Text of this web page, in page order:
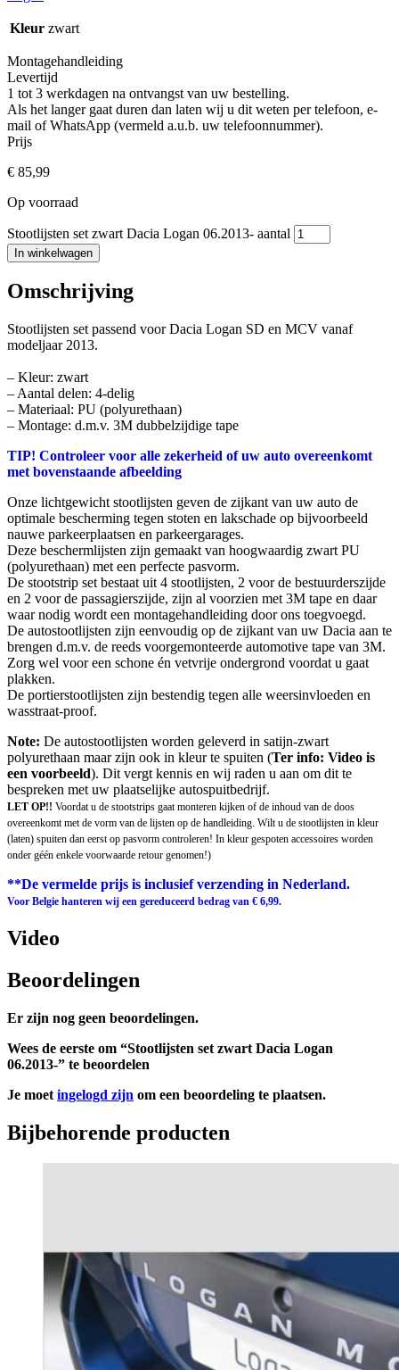
Kleur zwart
Montagehandleiding
Levertijd
1 tot 3 werkdagen na ontvangst van uw bestelling.
Als het langer gaat duren dan laten wij u dit weten per telefoon, e-
mail of WhatsApp (vermeld a.u.b. uw telefoonnummer).
Prijs
€ 85,99
Op voorraad
Stootlijsten set zwart Dacia Logan 06.2013- aantal
In winkelwagen
Omschrijving
Stootlijsten set passend voor Dacia Logan SD en MCV vanaf
modeljaar 2013.
– Kleur: zwart
– Aantal delen: 4-delig
– Materiaal: PU (polyurethaan)
– Montage: d.m.v. 3M dubbelzijdige tape
TIP! Controleer voor alle zekerheid of uw auto overeenkomt
met bovenstaande afbeelding
Onze lichtgewicht stootlijsten geven de zijkant van uw auto de
optimale bescherming tegen stoten en lakschade op bijvoorbeeld
nauwe parkeerplaatsen en parkeergarages.
Deze beschermlijsten zijn gemaakt van hoogwaardig zwart PU
(polyurethaan) met een perfecte pasvorm.
De stootstrip set bestaat uit 4 stootlijsten, 2 voor de bestuurderszijde
en 2 voor de passagierszijde, zijn al voorzien met 3M tape en daar
waar nodig wordt een montagehandleiding door ons toegvoegd.
De autostootlijsten zijn eenvoudig op de zijkant van uw Dacia aan te
brengen d.m.v. de reeds voorgemonteerde automotive tape van 3M.
Zorg wel voor een schone én vetvrije ondergrond voordat u gaat
plakken.
De portierstootlijsten zijn bestendig tegen alle weersinvloeden en
wasstraat-proof.
Note: De autostootlijsten worden geleverd in satijn-zwart
polyurethaan maar zijn ook in kleur te spuiten (Ter info: Video is
een voorbeeld). Dit vergt kennis en wij raden u aan om dit te
bespreken met uw plaatselijke autospuitbedrijf.
LET OP!! Voordat u de stootstrips gaat monteren kijken of de inhoud van de doos
overeenkomt met de vorm van de lijsten op de handleiding. Wilt u de stootlijsten in kleur
(laten) spuiten dan eerst op pasvorm controleren! In kleur gespoten accessoires worden
onder géén enkele voorwaarde retour genomen!)
**De vermelde prijs is inclusief verzending in Nederland.
Voor Belgie hanteren wij een gereduceerd bedrag van € 6,99.
Video
Beoordelingen
Er zijn nog geen beoordelingen.
Wees de eerste om “Stootlijsten set zwart Dacia Logan
06.2013-” te beoordelen
Je moet ingelogd zijn om een beoordeling te plaatsen.
Bijbehorende producten